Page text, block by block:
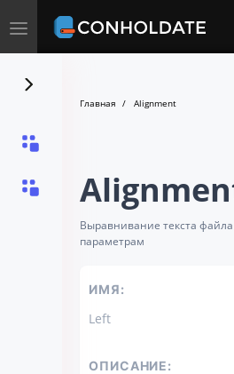
Toggle
navigation
Главная Alignment
Выравнивание текста
параметрам
ИМЯ:
Left
ОПИСАНИЕ: